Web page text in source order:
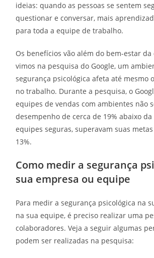
ideias: quando as pessoas se sentem
questionar e conversar, mais
para toda a equipe de trabalho.
Os benefícios vão além do bem-estar
vimos na pesquisa do Google, um
segurança psicológica afeta até mesmo
no trabalho. Durante a pesquisa, o
equipes de vendas com ambientes não
desempenho de cerca de 19% abaixo da
equipes seguras, superavam suas
13%.
Como medir a segurança
sua empresa ou equipe
Para medir a segurança psicológica na
na sua equipe, é preciso realizar uma
colaboradores. Veja a seguir algumas
podem ser realizadas na pesquisa: